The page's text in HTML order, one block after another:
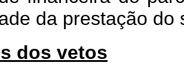
da prestação do
dos vetos